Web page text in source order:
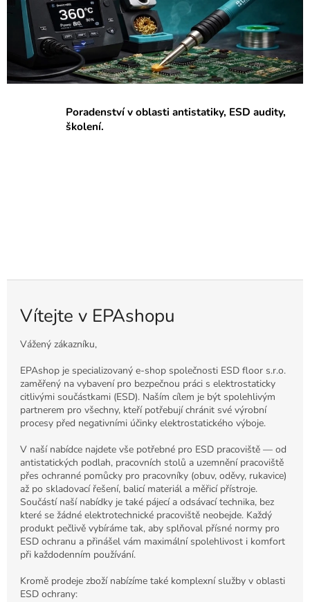
c
o
Poradenství v oblasti antistatiky, ESD audity,
školení.
Vítejte v EPAshopu
Vážený zákazníku,
EPAshop je specializovaný e-shop společnosti ESD floor s.r.o.
zaměřený na vybavení pro bezpečnou práci s elektrostaticky
citlivými součástkami (ESD). Naším cílem je být spolehlivým
partnerem pro všechny, kteří potřebují chránit své výrobní
procesy před negativními účinky elektrostatického výboje.
V naší nabídce najdete vše potřebné pro ESD pracoviště — od
antistatických podlah, pracovních stolů a uzemnění pracoviště
přes ochranné pomůcky pro pracovníky (obuv, oděvy, rukavice)
až po skladovací řešení, balicí materiál a měřicí přístroje.
Součástí naší nabídky je také pájecí a odsávací technika, bez
které se žádné elektrotechnické pracoviště neobejde. Každý
produkt pečlivě vybíráme tak, aby splňoval přísné normy pro
ESD ochranu a přinášel vám maximální spolehlivost i komfort
při každodenním používání.
Kromě prodeje zboží nabízíme také komplexní služby v oblasti
ESD ochrany: